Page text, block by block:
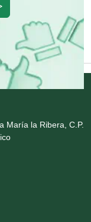
María la Ribera, C.P.